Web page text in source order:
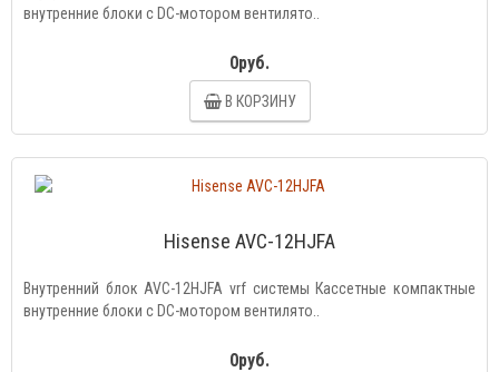
внутренние блоки с DC-мотором вентилято..
0руб.
В КОРЗИНУ
Hisense AVC-12HJFA
Внутренний блок AVC-12HJFA vrf системы Кассетные компактные
внутренние блоки с DC-мотором вентилято..
0руб.